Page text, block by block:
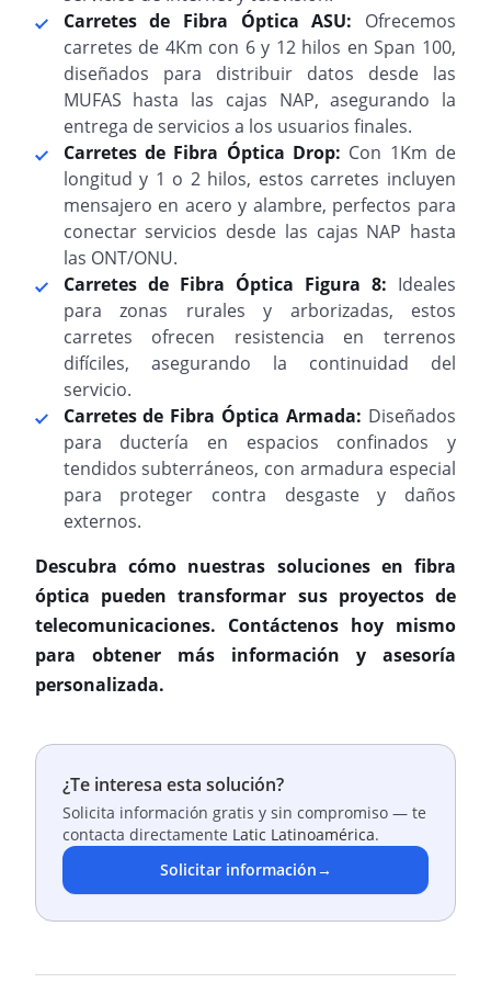
Carretes de Fibra Óptica ASU: Ofrecemos
carretes de 4Km con 6 y 12 hilos en Span 100,
diseñados para distribuir datos desde las
MUFAS hasta las cajas NAP, asegurando la
entrega de servicios a los usuarios finales.
Carretes de Fibra Óptica Drop: Con 1Km de
longitud y 1 o 2 hilos, estos carretes incluyen
mensajero en acero y alambre, perfectos para
conectar servicios desde las cajas NAP hasta
las ONT/ONU.
Carretes de Fibra Óptica Figura 8: Ideales
para zonas rurales y arborizadas, estos
carretes ofrecen resistencia en terrenos
difíciles, asegurando la continuidad del
servicio.
Carretes de Fibra Óptica Armada: Diseñados
para ductería en espacios confinados y
tendidos subterráneos, con armadura especial
para proteger contra desgaste y daños
externos.
Descubra cómo nuestras soluciones en fibra
óptica pueden transformar sus proyectos de
telecomunicaciones. Contáctenos hoy mismo
para obtener más información y asesoría
personalizada.
¿Te interesa esta solución?
Solicita información gratis y sin compromiso — te
contacta directamente Latic Latinoamérica.
Solicitar información→